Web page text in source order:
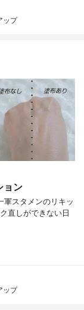
ップ
ョン
軍スタメンのリキッ
直しができない日
ップ